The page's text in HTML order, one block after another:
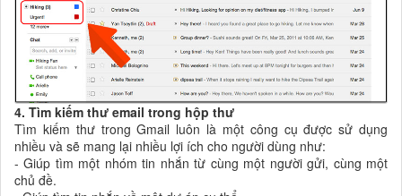
4. Tìm kiếm thư email trong hộp thư
Tìm kiếm thư trong Gmail luôn là một công cụ được sử dụng
nhiều và sẽ mang lại nhiều lợi ích cho người dùng như:
- Giúp tìm một nhóm tin nhắn từ cùng một người gửi, cùng một
chủ đề.